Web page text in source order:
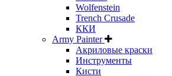
Wolfenstein
Trench Crusade
ККИ
Army Painter
Акриловые краски
Инструменты
Кисти